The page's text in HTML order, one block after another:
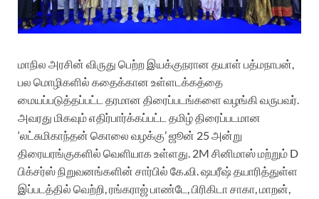
மாநில அரசின் விருது பெற்ற இயக்குநரான தயாள் பத்மநாபன்,
பல மொழிகளில் கதைக்கான உள்ளடக்கத்தை
மையப்படுத்தப்பட்ட தரமான திரைப்படங்களை வழங்கி வருபவர்.
அவரது மிகவும் எதிர்பார்க்கப்பட்ட தமிழ் திரைப்படமான
‘லட்சுமிகாந்தன் கொலை வழக்கு’ ஜூன் 25 அன்று
திரையரங்குகளில் வெளியாக உள்ளது. 2M சினிமாஸ் மற்றும் D
பிக்சர்ஸ் நிறுவனங்களின் சார்பில் கே.வி. ஷபரீஷ் தயாரித்துள்ள
இப்படத்தில் வெற்றி, ரங்கராஜ் பாண்டே, பிரிகிடா சாகா, மாறன்,